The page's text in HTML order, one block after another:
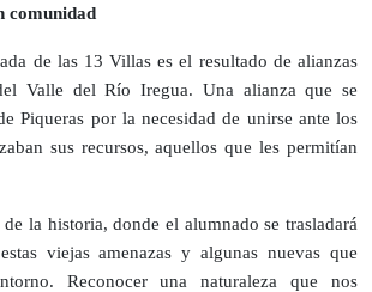
comunidad
de las 13 Villas es el resultado de alianzas
Valle del Río Iregua. Una alianza que se
Piqueras por la necesidad de unirse ante los
sus recursos, aquellos que les permitían
la historia, donde el alumnado se trasladará
viejas amenazas y algunas nuevas que
Reconocer una naturaleza que nos